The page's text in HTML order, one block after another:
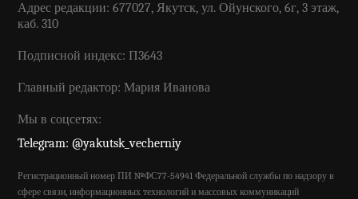
Адрес редакции: 677027, Якутск, ул. Ойунского, 6г, 3 этаж,
каб. 310
Подписной индекс: П3643
Главный редактор: Мария Иванова
Мы в соцсетях:
Telegram: @yakutsk_vecherniy
Регистрационный номер ПИ №ФС77-54941 Федеральной службы по надзору в
сфере связи, информационных технологий и массовых коммуникаций